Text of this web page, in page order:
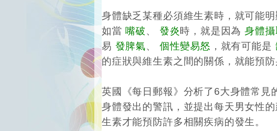
身體缺乏某種必須維生素時，就可能
如當 嘴破、 發炎時，就是因為身體
易 發脾氣、 個性變易怒 ，就有可能是
的症狀與維生素之間的關係，就能預
英國《每日郵報》分析了6大身體常見
身體發出的警訊，並提出每天男女性
生素才能預防許多相關疾病的發生。